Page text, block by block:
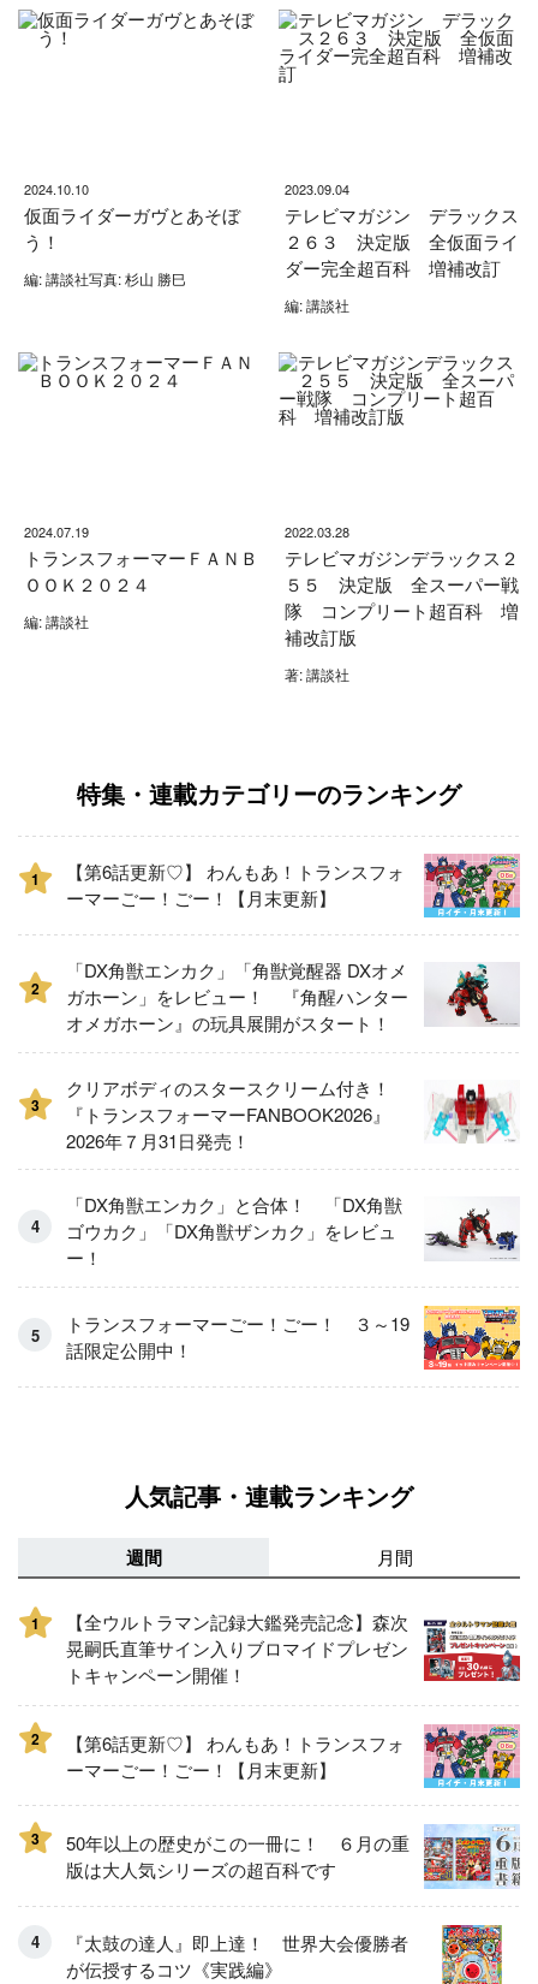
2024.10.10
仮面ライダーガヴとあそぼ
う！
編: 講談社写真: 杉山 勝巳
2023.09.04
テレビマガジン デラックス
２６３ 決定版 全仮面ライ
ダー完全超百科 増補改訂
編: 講談社
2024.07.19
トランスフォーマーＦＡＮＢ
ＯＯＫ２０２４
編: 講談社
2022.03.28
テレビマガジンデラックス２
５５ 決定版 全スーパー戦
隊 コンプリート超百科 増
補改訂版
著: 講談社
特集・連載カテゴリーのランキング
1
【第6話更新♡】 わんもあ！トランスフォ
ーマーごー！ごー！【月末更新】
2
「DX角獣エンカク」「角獣覚醒器 DXオメ
ガホーン」をレビュー！ 『角醒ハンター
オメガホーン』の玩具展開がスタート！
3
クリアボディのスタースクリーム付き！
『トランスフォーマーFANBOOK2026』
2026年７月31日発売！
「DX角獣エンカク」と合体！ 「DX角獣
ゴウカク」「DX角獣ザンカク」をレビュ
ー！
トランスフォーマーごー！ごー！ ３～19
話限定公開中！
人気記事・連載ランキング
週間 月間
1
【全ウルトラマン記録大鑑発売記念】森次
晃嗣氏直筆サイン入りブロマイドプレゼン
トキャンペーン開催！
2
【第6話更新♡】 わんもあ！トランスフォ
ーマーごー！ごー！【月末更新】
3
50年以上の歴史がこの一冊に！ ６月の重
版は大人気シリーズの超百科です
『太鼓の達人』即上達！ 世界大会優勝者
が伝授するコツ《実践編》